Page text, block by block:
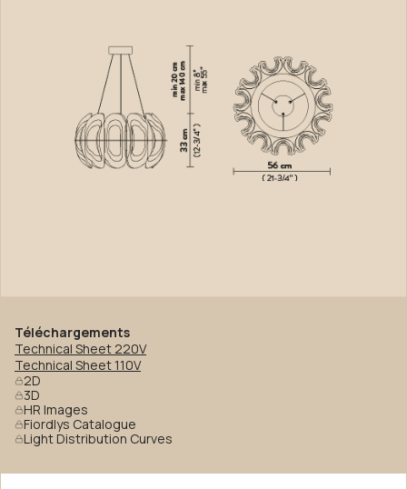
Téléchargements
Technical Sheet 220V
Technical Sheet 110V
2D
3D
HR Images
Fiordlys Catalogue
Light Distribution Curves